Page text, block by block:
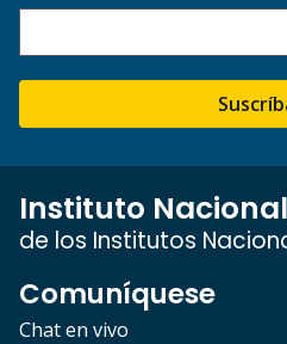
Instituto
de los Institutos
Comuníquese
Chat en vivo